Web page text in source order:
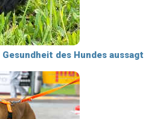
des Hundes aussagt